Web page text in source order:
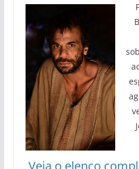
Veja o elenco